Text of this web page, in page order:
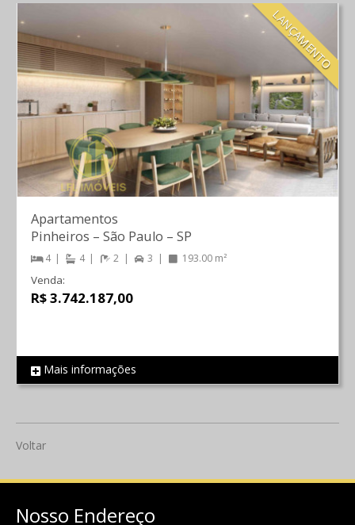
LANÇAMENTO
REF 701
Apartamentos
Pinheiros – São Paulo – SP
4 4 2 3 193.00 m²
Venda:
R$ 3.742.187,00
Mais informações
Voltar
Nosso Endereço